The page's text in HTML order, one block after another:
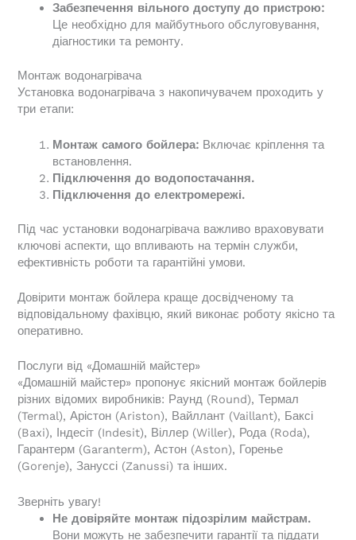
Забезпечення вільного доступу до пристрою:
Це необхідно для майбутнього обслуговування,
діагностики та ремонту.
Монтаж водонагрівача
Установка водонагрівача з накопичувачем проходить у
три етапи:
Монтаж самого бойлера: Включає кріплення та
встановлення.
Підключення до водопостачання.
Підключення до електромережі.
Під час установки водонагрівача важливо враховувати
ключові аспекти, що впливають на термін служби,
ефективність роботи та гарантійні умови.
Довірити монтаж бойлера краще досвідченому та
відповідальному фахівцю, який виконає роботу якісно та
оперативно.
Послуги від «Домашній майстер»
«Домашній майстер» пропонує якісний монтаж бойлерів
різних відомих виробників: Раунд (Round), Термал
(Termal), Арістон (Ariston), Вайллант (Vaillant), Баксі
(Baxi), Індесіт (Indesit), Віллер (Willer), Рода (Roda),
Гарантерм (Garanterm), Астон (Aston), Горенье
(Gorenje), Зануссі (Zanussi) та інших.
Зверніть увагу!
Не довіряйте монтаж підозрілим майстрам.
Вони можуть не забезпечити гарантії та піддати